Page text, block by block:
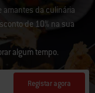
amantes da culinária
de 10% na sua
algum tempo.
Registar agora